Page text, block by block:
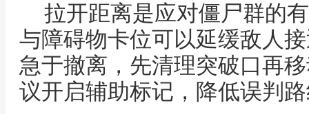
拉开距离是应对僵尸群的
与障碍物卡位可以延缓敌人
急于撤离，先清理突破口再
议开启辅助标记，降低误判